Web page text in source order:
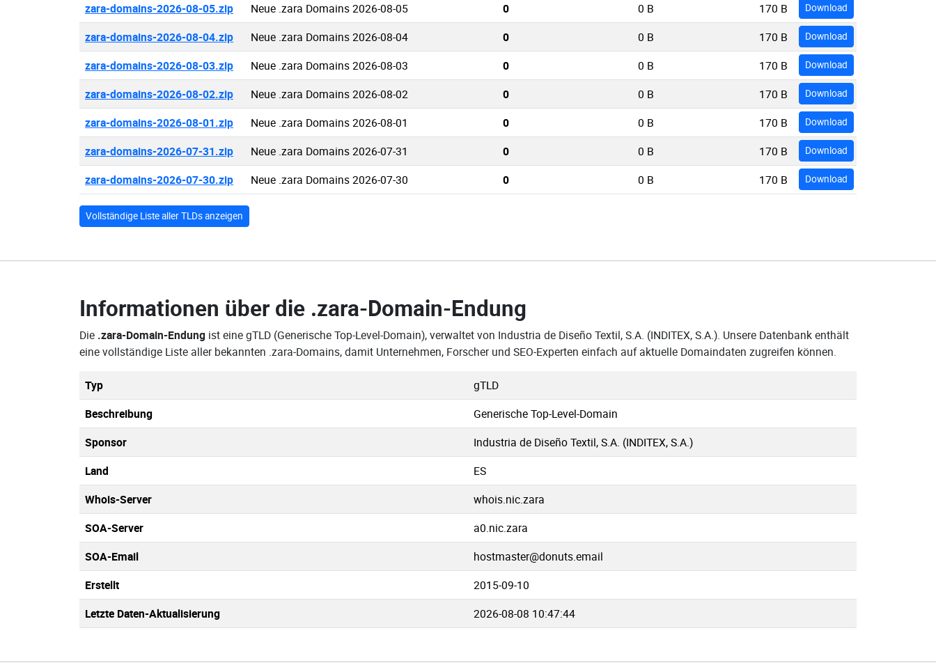
zara-domains-2026-08-05.zip Neue .zara Domains 2026-08-05 0 0 B 170 B Download
zara-domains-2026-08-04.zip Neue .zara Domains 2026-08-04 0 0 B 170 B Download
zara-domains-2026-08-03.zip Neue .zara Domains 2026-08-03 0 0 B 170 B Download
zara-domains-2026-08-02.zip Neue .zara Domains 2026-08-02 0 0 B 170 B Download
zara-domains-2026-08-01.zip Neue .zara Domains 2026-08-01 0 0 B 170 B Download
zara-domains-2026-07-31.zip Neue .zara Domains 2026-07-31 0 0 B 170 B Download
zara-domains-2026-07-30.zip Neue .zara Domains 2026-07-30 0 0 B 170 B Download
Vollständige Liste aller TLDs anzeigen
Informationen über die .zara-Domain-Endung
Die .zara-Domain-Endung ist eine gTLD (Generische Top-Level-Domain), verwaltet von Industria de Diseño Textil, S.A. (INDITEX, S.A.). Unsere Datenbank enthält
eine vollständige Liste aller bekannten .zara-Domains, damit Unternehmen, Forscher und SEO-Experten einfach auf aktuelle Domaindaten zugreifen können.
Typ
gTLD
Beschreibung
Generische Top-Level-Domain
Sponsor
Industria de Diseño Textil, S.A. (INDITEX, S.A.)
Land
ES
Whois-Server
whois.nic.zara
SOA-Server
a0.nic.zara
SOA-Email
hostmaster@donuts.email
Erstellt
2015-09-10
Letzte Daten-Aktualisierung
2026-08-08 10:47:44